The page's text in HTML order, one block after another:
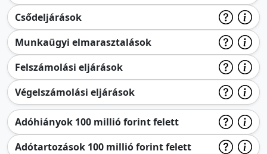
Csődeljárások
Munkaügyi elmarasztalások
Felszámolási eljárások
Végelszámolási eljárások
Adóhiányok 100 millió forint felett
Adótartozások 100 millió forint felett